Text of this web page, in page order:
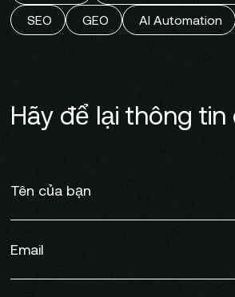
SEO
GEO AI Automation
Hãy để lại thông tin